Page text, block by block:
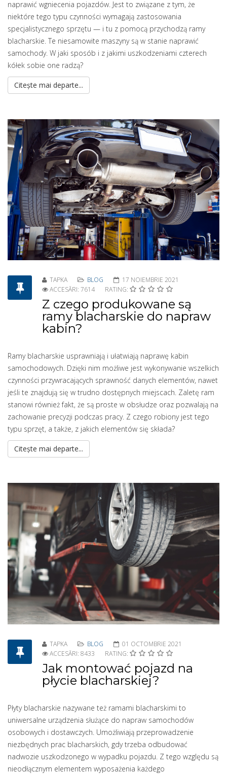
naprawić wgniecenia pojazdów. Jest to związane z tym, że
niektóre tego typu czynności wymagają zastosowania
specjalistycznego sprzętu — i tu z pomocą przychodzą ramy
blacharskie. Te niesamowite maszyny są w stanie naprawić
samochody. W jaki sposób i z jakimi uszkodzeniami czterech
kółek sobie one radzą?
Citește mai departe...
TAPKA BLOG
17 NOIEMBRIE 2021
ACCESĂRI: 7614
RATING:
Z czego produkowane są
ramy blacharskie do napraw
kabin?
Ramy blacharskie usprawniają i ułatwiają naprawę kabin
samochodowych. Dzięki nim możliwe jest wykonywanie wszelkich
czynności przywracających sprawność danych elementów, nawet
jeśli te znajdują się w trudno dostępnych miejscach. Zaletę ram
stanowi również fakt, że są proste w obsłudze oraz pozwalają na
zachowanie precyzji podczas pracy. Z czego robiony jest tego
typu sprzęt, a także, z jakich elementów się składa?
Citește mai departe...
TAPKA BLOG
01 OCTOMBRIE 2021
ACCESĂRI: 8433
RATING:
Jak montować pojazd na
płycie blacharskiej?
Płyty blacharskie nazywane też ramami blacharskimi to
uniwersalne urządzenia służące do napraw samochodów
osobowych i dostawczych. Umożliwiają przeprowadzenie
niezbędnych prac blacharskich, gdy trzeba odbudować
nadwozie uszkodzonego w wypadku pojazdu. Z tego względu są
nieodłącznym elementem wyposażenia każdego